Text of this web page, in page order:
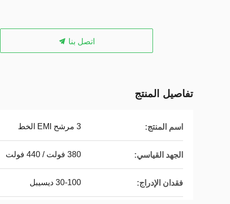
اتصل بنا
تفاصيل المنتج
اسم المنتج: 3 مرشح EMI الخط
الجهد القياسي: 380 فولت / 440 فولت
فقدان الإدراج: 30-100 ديسيبل